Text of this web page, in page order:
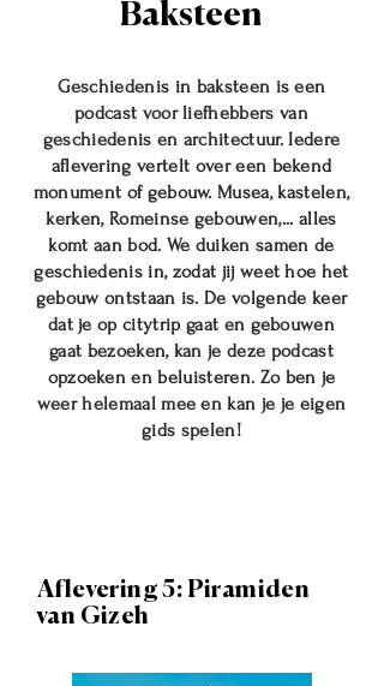
Baksteen
Geschiedenis in baksteen is een
podcast voor liefhebbers van
geschiedenis en architectuur. Iedere
aflevering vertelt over een bekend
monument of gebouw. Musea, kastelen,
kerken, Romeinse gebouwen,... alles
komt aan bod. We duiken samen de
geschiedenis in, zodat jij weet hoe het
gebouw ontstaan is. De volgende keer
dat je op citytrip gaat en gebouwen
gaat bezoeken, kan je deze podcast
opzoeken en beluisteren. Zo ben je
weer helemaal mee en kan je je eigen
gids spelen!
Aflevering 5: Piramiden
van Gizeh